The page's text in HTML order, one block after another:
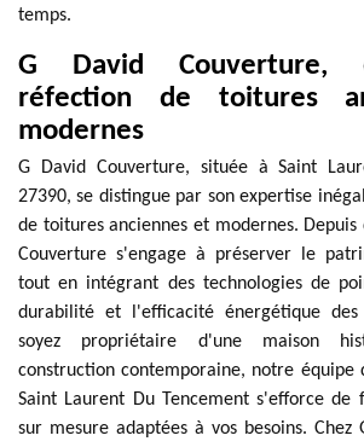
temps.
G David Couverture,
réfection de toitures
modernes
G David Couverture, située à Saint
27390, se distingue par son expertise
de toitures anciennes et modernes. Depuis
Couverture s'engage à préserver le
tout en intégrant des technologies de
durabilité et l'efficacité énergétique
soyez propriétaire d'une maison
construction contemporaine, notre équipe
Saint Laurent Du Tencement s'efforce de
sur mesure adaptées à vos besoins. Chez